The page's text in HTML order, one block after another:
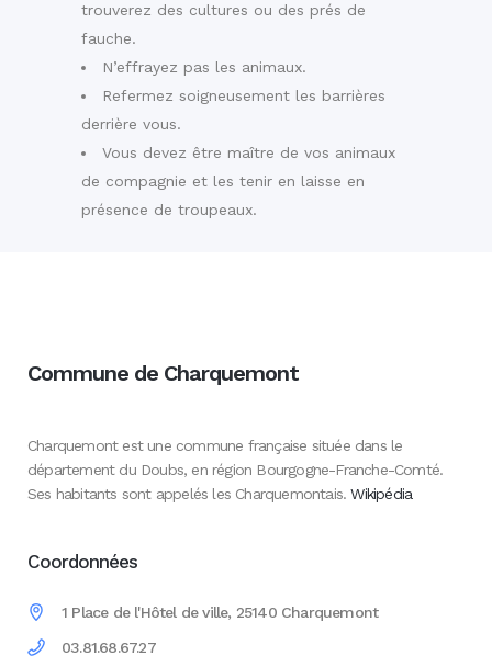
trouverez des cultures ou des prés de
fauche.
N’effrayez pas les animaux.
Refermez soigneusement les barrières
derrière vous.
Vous devez être maître de vos animaux
de compagnie et les tenir en laisse en
présence de troupeaux.
Commune de Charquemont
Charquemont est une commune française située dans le
département du Doubs, en région Bourgogne-Franche-Comté.
Ses habitants sont appelés les Charquemontais.Wikipédia
Coordonnées
1 Place de l'Hôtel de ville, 25140 Charquemont
03.81.68.67.27